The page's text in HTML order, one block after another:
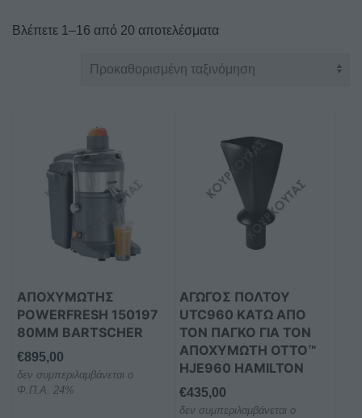
Βλέπετε 1–16 από 20 αποτελέσματα
AΠΟΧΥΜΩΤΉΣ
POWERFRESH 150197
80ΜΜ BARTSCHER
€895,00
δεν συμπεριλαμβάνεται ο
Φ.Π.Α. 24%
ΑΓΩΓΌΣ ΠΟΛΤΟΎ
UTC960 ΚΆΤΩ ΑΠΌ
ΤΟΝ ΠΆΓΚΟ ΓΙΑ ΤΟΝ
ΑΠΟΧΥΜΩΤΉ OTTO™
HJE960 HAMILTON
€435,00
δεν συμπεριλαμβάνεται ο